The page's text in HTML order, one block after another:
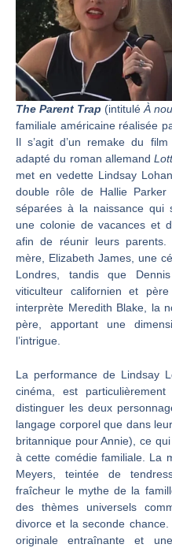
The Parent Trap (intitulé À
familiale américaine réalisée
Il s’agit d’un remake du
adapté du roman allemand
met en vedette Lindsay
double rôle de Hallie
séparées à la naissance qui
une colonie de vacances et
afin de réunir leurs parents.
mère, Elizabeth James, une
Londres, tandis que
viticulteur californien et
interprète Meredith Blake, la
père, apportant une
l’intrigue.
La performance de Lindsay
cinéma, est
distinguer les deux
langage corporel que dans
britannique pour Annie), ce
à cette comédie familiale. La
Meyers, teintée de
fraîcheur le mythe de la
des thèmes universels
divorce et la seconde
originale entraînante et